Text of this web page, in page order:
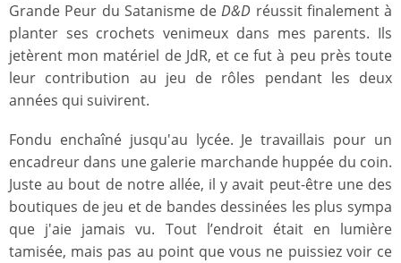
Grande Peur du Satanisme deD&D réussit finalement à
planter ses crochets venimeux dans mes parents. Ils
jetèrent mon matériel de JdR, et ce fut à peu près toute
leur contribution au jeu de rôles pendant les deux
années qui suivirent.
Fondu enchaîné jusqu'au lycée. Je travaillais pour un
encadreur dans une galerie marchande huppée du coin.
Juste au bout de notre allée, il y avait peut-être une des
boutiques de jeu et de bandes dessinées les plus sympa
que j'aie jamais vu. Tout l’endroit était en lumière
tamisée, mais pas au point que vous ne puissiez voir ce